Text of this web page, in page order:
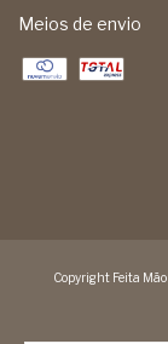
Meios de envio
Copyright Feita